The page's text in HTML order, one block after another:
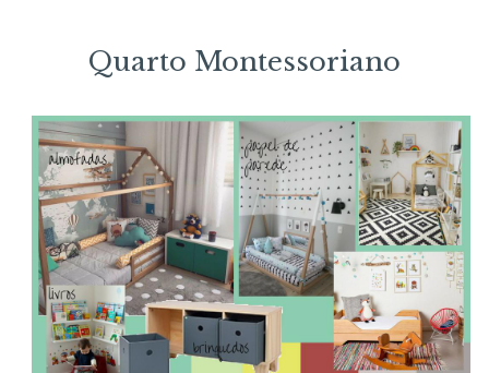
Quarto Montessoriano